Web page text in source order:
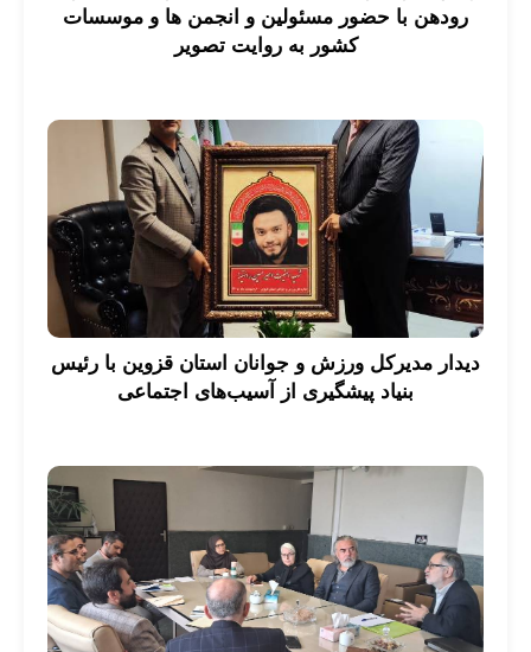
رودهن با حضور مسئولین و انجمن ها و موسسات
کشور به روایت تصویر
دیدار مدیرکل ورزش و جوانان استان قزوین با رئیس
بنیاد پیشگیری از آسیب‌های اجتماعی